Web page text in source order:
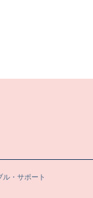
・サポート